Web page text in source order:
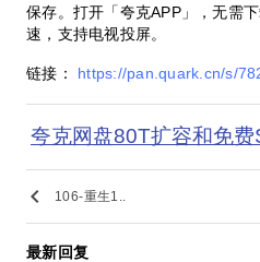
保存。打开「夸克APP」，无需
速，支持电视投屏。
链接： https://pan.quark.cn/s/
夸克网盘80T扩容和免
keyboard_arrow_left 106-重生1..
最新回复